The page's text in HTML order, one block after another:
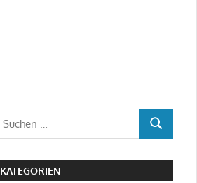
SUCHEN
KATEGORIEN